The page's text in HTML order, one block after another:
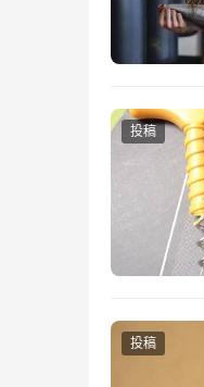
投稿
投稿